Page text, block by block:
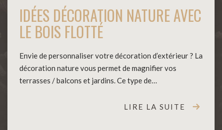
IDÉES DÉCORATION NATURE AVEC
LE BOIS FLOTTÉ
Envie de personnaliser votre décoration d’extérieur ? La
décoration nature vous permet de magnifier vos
terrasses / balcons et jardins. Ce type de…
LIRE LA SUITE